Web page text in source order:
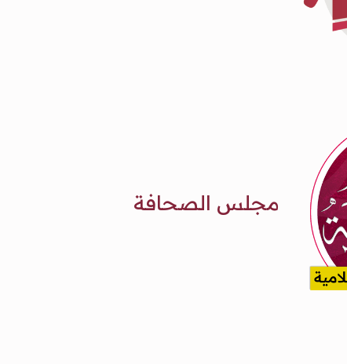
مجلس الصحافة